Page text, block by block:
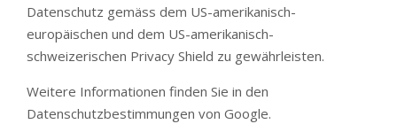
Datenschutz gemäss dem US-amerikanisch-
europäischen und dem US-amerikanisch-
schweizerischen Privacy Shield zu gewährleisten.
Weitere Informationen finden Sie in den
Datenschutzbestimmungen von Google.